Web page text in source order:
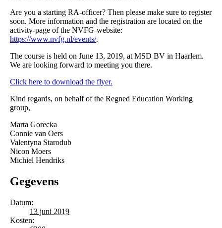
Are you a starting RA-officer? Then please make sure to register
soon. More information and the registration are located on the
activity-page of the NVFG-website:
https://www.nvfg.nl/events/.
The course is held on June 13, 2019, at MSD BV in Haarlem.
We are looking forward to meeting you there.
Click here to download the flyer.
Kind regards, on behalf of the Regned Education Working
group,
Marta Gorecka
Connie van Oers
Valentyna Starodub
Nicon Moers
Michiel Hendriks
Gegevens
Datum:
13 juni 2019
Kosten: